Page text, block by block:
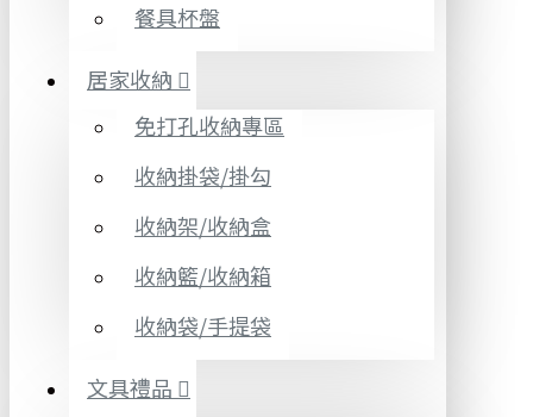
餐具杯盤
居家收納
免打孔收納專區
收納掛袋/掛勾
收納架/收納盒
收納籃/收納箱
收納袋/手提袋
文具禮品